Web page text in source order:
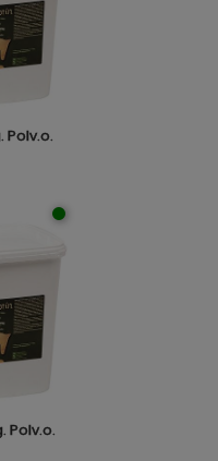
Polv.o.
Polv.o.